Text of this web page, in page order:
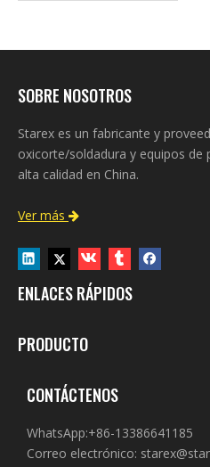
SOBRE NOSOTROS
Starex es un fabricante y
oxicorte/soldadura y equipos de
alta calidad en China.
Ver más 
ENLACES RÁPIDOS
PRODUCTO
CONTÁCTENOS
WhatsApp:+86-13386641185
Correo electrónico: